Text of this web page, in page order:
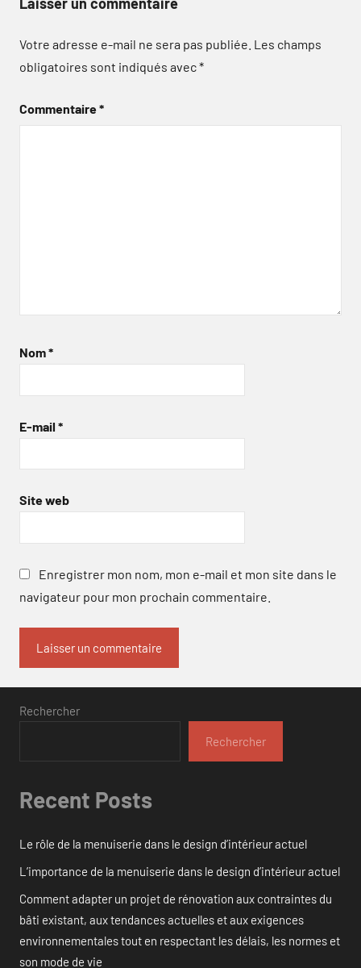
Votre adresse e-mail ne sera pas publiée. Les champs
obligatoires sont indiqués avec*
Commentaire*
Nom*
E-mail *
Site web
Enregistrer mon nom, mon e-mail et mon site dans le
navigateur pour mon prochain commentaire.
Rechercher
Rechercher
Recent Posts
Le rôle de la menuiserie dans le design d’intérieur actuel
L’importance de la menuiserie dans le design d’intérieur actuel
Comment adapter un projet de rénovation aux contraintes du
bâti existant, aux tendances actuelles et aux exigences
environnementales tout en respectant les délais, les normes et
son mode de vie